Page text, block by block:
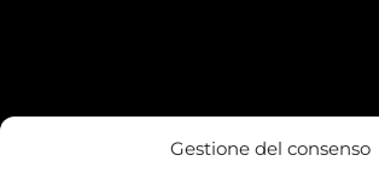
Gestione del consenso